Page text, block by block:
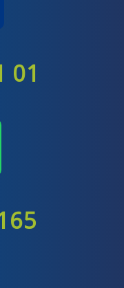
01